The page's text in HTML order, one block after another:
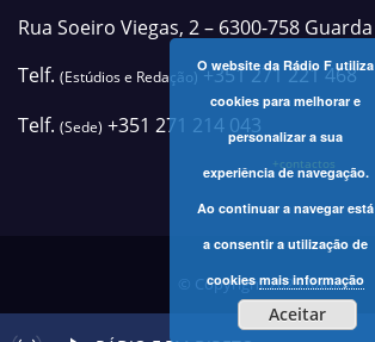
Rua Soeiro Viegas, 2 – 6300-758 Guarda
Telf. (Estúdios e Redação)+351 271 221 468
Telf. (Sede) +351 271 214 043
+contactos
© Copyright 2025 Rádio F
O website da Rádio F utiliza
cookies para melhorar e
personalizar a sua
experiência de navegação.
Ao continuar a navegar está
a consentir a utilização de
cookiesmais informação
Aceitar